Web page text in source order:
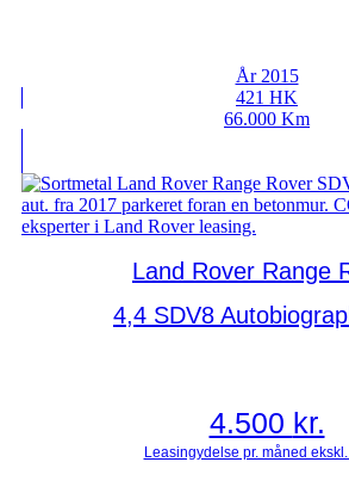
År 2015
421 HK
66.000 Km
Land Rover Range
4,4 SDV8
4.500 kr.